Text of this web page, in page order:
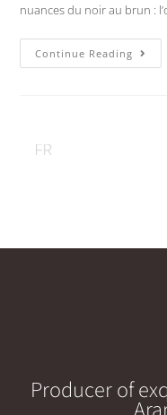
nuances du noir au brun :
Continue Reading
Producer of